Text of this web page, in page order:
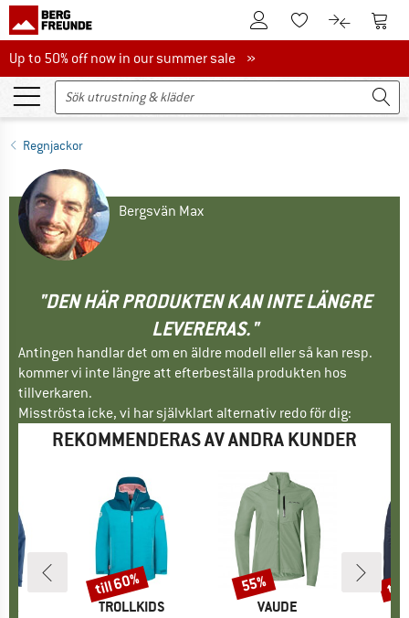
Till kundkontotTill minneslistan.
Till Till
Up to 50% off now in our summer sale
Up to 50% off now in our summer sale »
Regnjackor
Bergsvän Max
"DEN HÄR PRODUKTEN KAN INTE LÄNGRE
LEVERERAS."
Antingen handlar det om en äldre modell eller så kan resp.
kommer vi inte längre att efterbeställa produkten hos
tillverkaren.
Misströsta icke, vi har självklart alternativ redo för dig:
REKOMMENDERAS AV ANDRA KUNDER
VARUMÄRKE
TROLLKIDS
Rabatt
till 60%
VARUMÄRKE
VAUDE
Rabatt
55% till